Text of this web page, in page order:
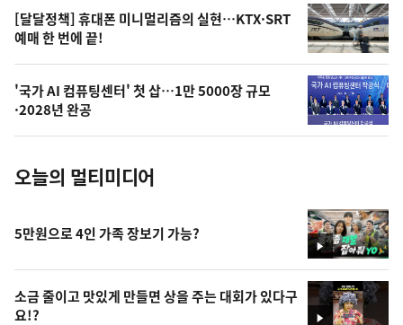
오
늘
의
사
진
[달달정책] 휴대폰 미니멀리즘의 실현…KTX·SRT
예매 한 번에 끝!
'국가 AI 컴퓨팅센터' 첫 삽…1만 5000장 규모
·2028년 완공
오늘의 멀티미디어
영
상
5만원으로 4인 가족 장보기 가능?
소금 줄이고 맛있게 만들면 상을 주는 대회가 있다구
요!?